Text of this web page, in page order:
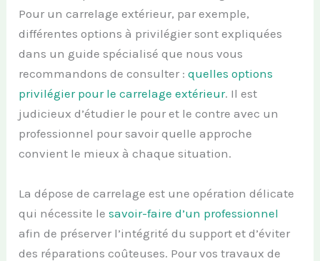
Pour un carrelage extérieur, par exemple,
différentes options à privilégier sont expliquées
dans un guide spécialisé que nous vous
recommandons de consulter :quelles options
privilégier pour le carrelage extérieur. Il est
judicieux d’étudier le pour et le contre avec un
professionnel pour savoir quelle approche
convient le mieux à chaque situation.
La dépose de carrelage est une opération délicate
qui nécessite lesavoir-faire d’un professionnel
afin de préserver l’intégrité du support et d’éviter
des réparations coûteuses. Pour vos travaux de